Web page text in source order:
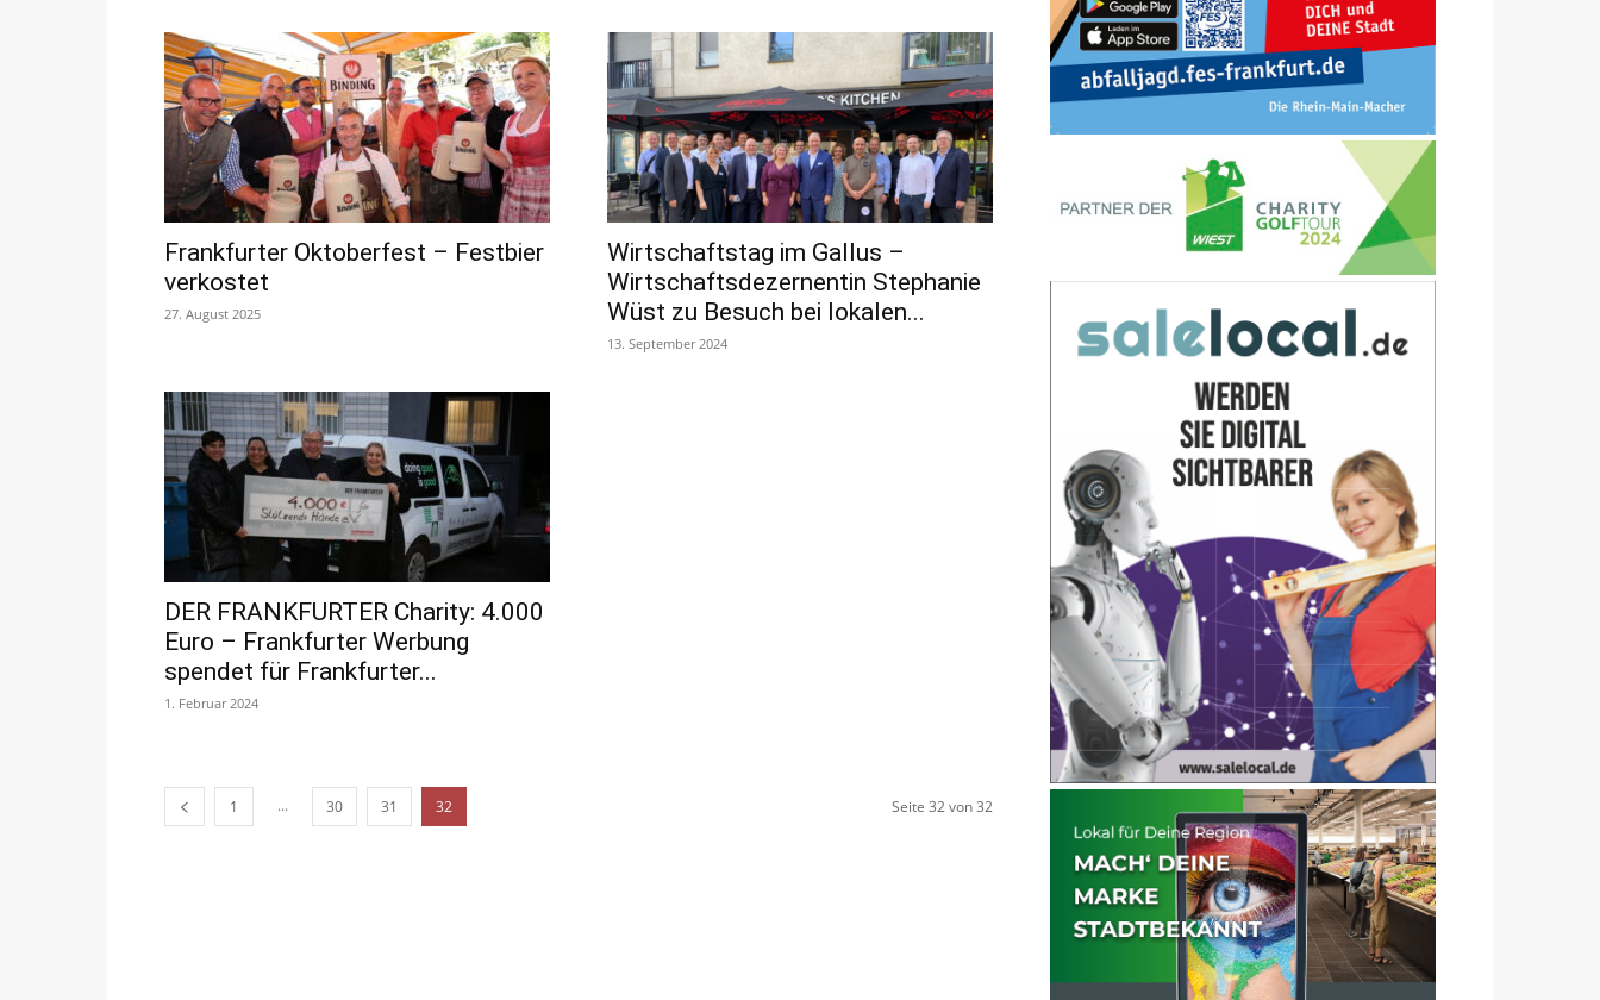
Frankfurter Oktoberfest – Festbier
verkostet
27. August 2025
Wirtschaftstag im Gallus –
Wirtschaftsdezernentin Stephanie
Wüst zu Besuch bei lokalen...
13. September 2024
DER FRANKFURTER Charity: 4.000
Euro – Frankfurter Werbung
spendet für Frankfurter...
1. Februar 2024
1 ... 30 31 32 Seite 32 von 32